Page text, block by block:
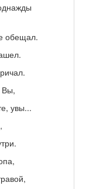
обещал.
Вы,
увы...